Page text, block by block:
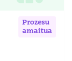
Prozesu
amaitua